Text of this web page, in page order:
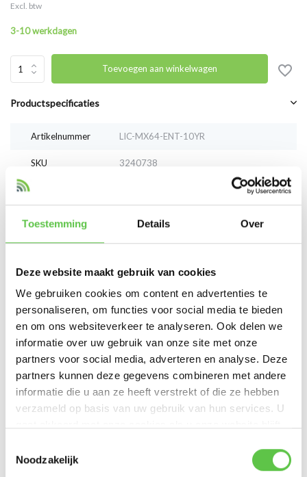
Toestemming Details Over
Deze website maakt gebruik van cookies
We gebruiken cookies om content en advertenties te
personaliseren, om functies voor social media te bieden
en om ons websiteverkeer te analyseren. Ook delen we
informatie over uw gebruik van onze site met onze
partners voor social media, adverteren en analyse. Deze
partners kunnen deze gegevens combineren met andere
informatie die u aan ze heeft verstrekt of die ze hebben
verzameld op basis van uw gebruik van hun services. U
Noodzakelijk
Excl. btw
3-10 werkdagen
Toevoegen aan winkelwagen
Productspecificaties
Artikelnummer LIC-MX64-ENT-10YR
SKU 3240738
Vergelijk Delen
Reviews
Based on 0 reviews
Er zijn nog geen reviews geschreven over dit product..
Tags
10 Year LIC-